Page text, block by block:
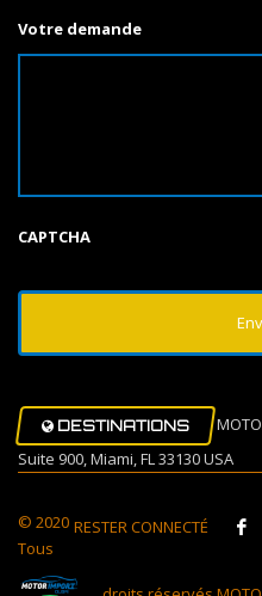
Votre demande
CAPTCHA
DESTINATIONS
Suite 900, Miami, FL 33130 USA
RESTER CONNECTÉ
© 2020
Tous